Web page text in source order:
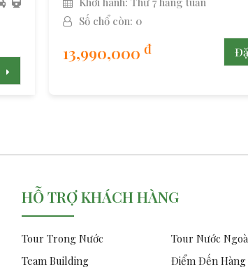
Số chổ còn: 0
13,990,000đ
HỖ TRỢ KHÁCH HÀNG
Tour Trong Nước
Tour Nước
Team Building
Điểm Đến